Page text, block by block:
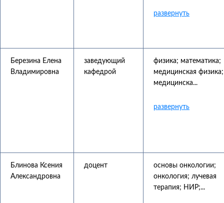
Березина Елена
Владимировна
заведующий
кафедрой
физика; математика;
медицинская физика;
медицинска...
Блинова Ксения
Александровна
доцент
основы онкологии;
онкология; лучевая
терапия; НИР;...